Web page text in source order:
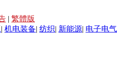
| 繁體版
| 机电装备| 纺织| 新能源| 电子电气